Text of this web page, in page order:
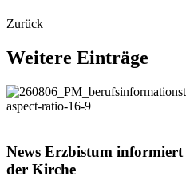
Zurück
Weitere Einträge
News Erzbistum informiert
der Kirche